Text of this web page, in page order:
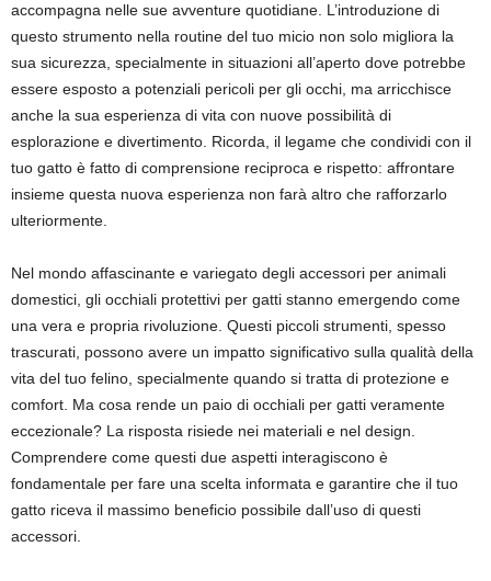
accompagna nelle sue avventure quotidiane. L’introduzione di
questo strumento nella routine del tuo micio non solo migliora la
sua sicurezza, specialmente in situazioni all’aperto dove potrebbe
essere esposto a potenziali pericoli per gli occhi, ma arricchisce
anche la sua esperienza di vita con nuove possibilità di
esplorazione e divertimento. Ricorda, il legame che condividi con il
tuo gatto è fatto di comprensione reciproca e rispetto: affrontare
insieme questa nuova esperienza non farà altro che rafforzarlo
ulteriormente.
Nel mondo affascinante e variegato degli accessori per animali
domestici, gli occhiali protettivi per gatti stanno emergendo come
una vera e propria rivoluzione. Questi piccoli strumenti, spesso
trascurati, possono avere un impatto significativo sulla qualità della
vita del tuo felino, specialmente quando si tratta di protezione e
comfort. Ma cosa rende un paio di occhiali per gatti veramente
eccezionale? La risposta risiede nei materiali e nel design.
Comprendere come questi due aspetti interagiscono è
fondamentale per fare una scelta informata e garantire che il tuo
gatto riceva il massimo beneficio possibile dall’uso di questi
accessori.